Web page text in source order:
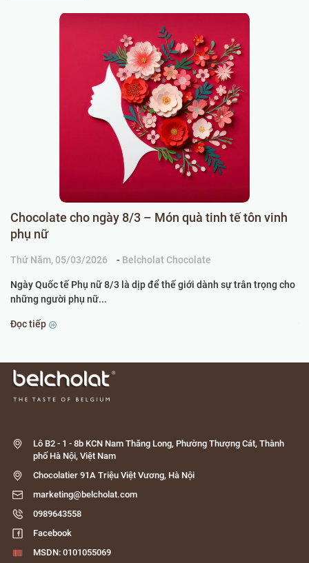
Chocolate cho ngày 8/3 – Món quà tinh tế tôn vinh
phụ nữ
Thứ Năm, 05/03/2026 - Belcholat Chocolate
Ngày Quốc tế Phụ nữ 8/3 là dịp để thế giới dành sự trân trọng cho
những người phụ nữ...
Đọc tiếp
Lô B2 - 1 - 8b KCN Nam Thăng Long, Phường Thượng Cát, Thành
phố Hà Nội, Việt Nam
Chocolatier 91A Triệu Việt Vương, Hà Nội
marketing@belcholat.com
0989643558
Facebook
MSDN: 0101055069